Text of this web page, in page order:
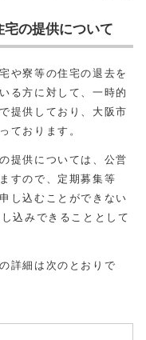
の提供について
や寮等の住宅の退去を
る方に対して、一時的
提供しており、大阪市
ております。
提供については、公営
すので、定期募集等
し込むことができない
込みできることとして
詳細は次のとおりで